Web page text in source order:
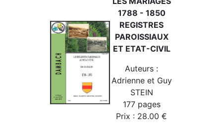
1788 - 1850
REGISTRES
PAROISSIAUX
ET ETAT-CIVIL
Auteurs :
Adrienne et Guy
STEIN
177 pages
Prix : 28.00 €